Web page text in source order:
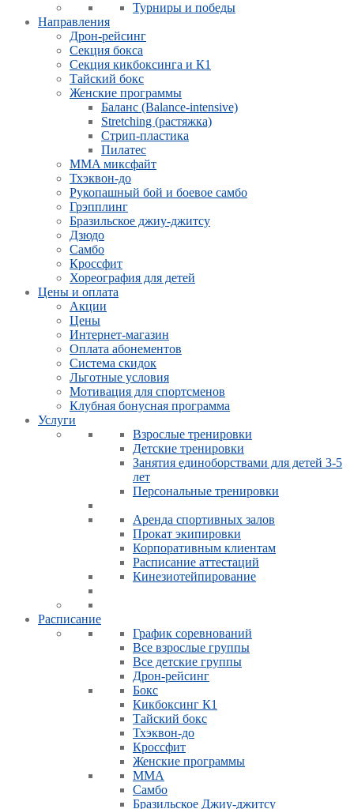
Турниры и победы
Направления
Дрон-рейсинг
Секция бокса
Секция кикбоксинга и К1
Тайский бокс
Женские программы
Баланс (Balance-intensive)
Stretching (растяжка)
Стрип-пластика
Пилатес
MMA миксфайт
Тхэквон-до
Рукопашный бой и боевое самбо
Грэпплинг
Бразильское джиу-джитсу
Дзюдо
Самбо
Кроссфит
Хореография для детей
Цены и оплата
Акции
Цены
Интернет-магазин
Оплата абонементов
Система скидок
Льготные условия
Мотивация для спортсменов
Клубная бонусная программа
Услуги
Взрослые тренировки
Детские тренировки
Занятия единоборствами для детей 3-5
лет
Персональные тренировки
Аренда спортивных залов
Прокат экипировки
Корпоративным клиентам
Расписание аттестаций
Кинезиотейпирование
Расписание
График соревнований
Все взрослые группы
Все детские группы
Дрон-рейсинг
Бокс
Кикбоксинг К1
Тайский бокс
Тхэквон-до
Кроссфит
Женские программы
ММА
Самбо
Бразильское Джиу-джитсу